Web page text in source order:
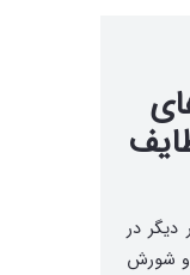
دیگر در
و شورش